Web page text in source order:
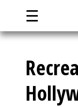
☰